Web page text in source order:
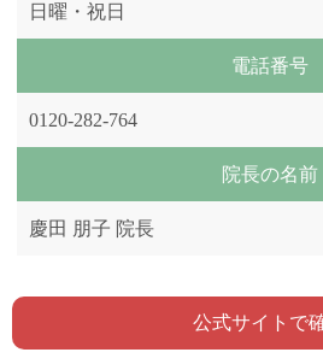
日曜・祝日
電話番号
0120-282-764
院長の名前
慶田 朋子 院長
公式サイトで